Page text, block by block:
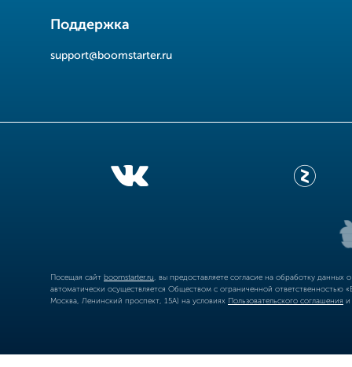
Поддержка
support@boomstarter.ru
Посещая сайт boomstarter.ru , вы предоставляете согласие на обработку
автоматически осуществляется Обществом с ограниченной
Москва, Ленинский проспект, 15А) на условиях Пользовательского соглашения и